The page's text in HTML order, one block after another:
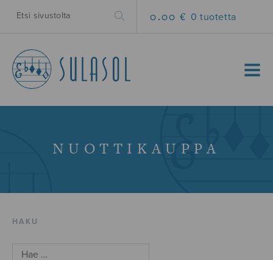
0.00 € 0 tuotetta
MENU
NUOTTIKAUPPA
HAKU